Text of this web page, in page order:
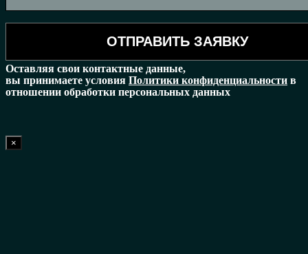
Оставляя свои контактные данные,
вы принимаете условия Политики конфиденциальности в
отношении обработки персональных данных
×